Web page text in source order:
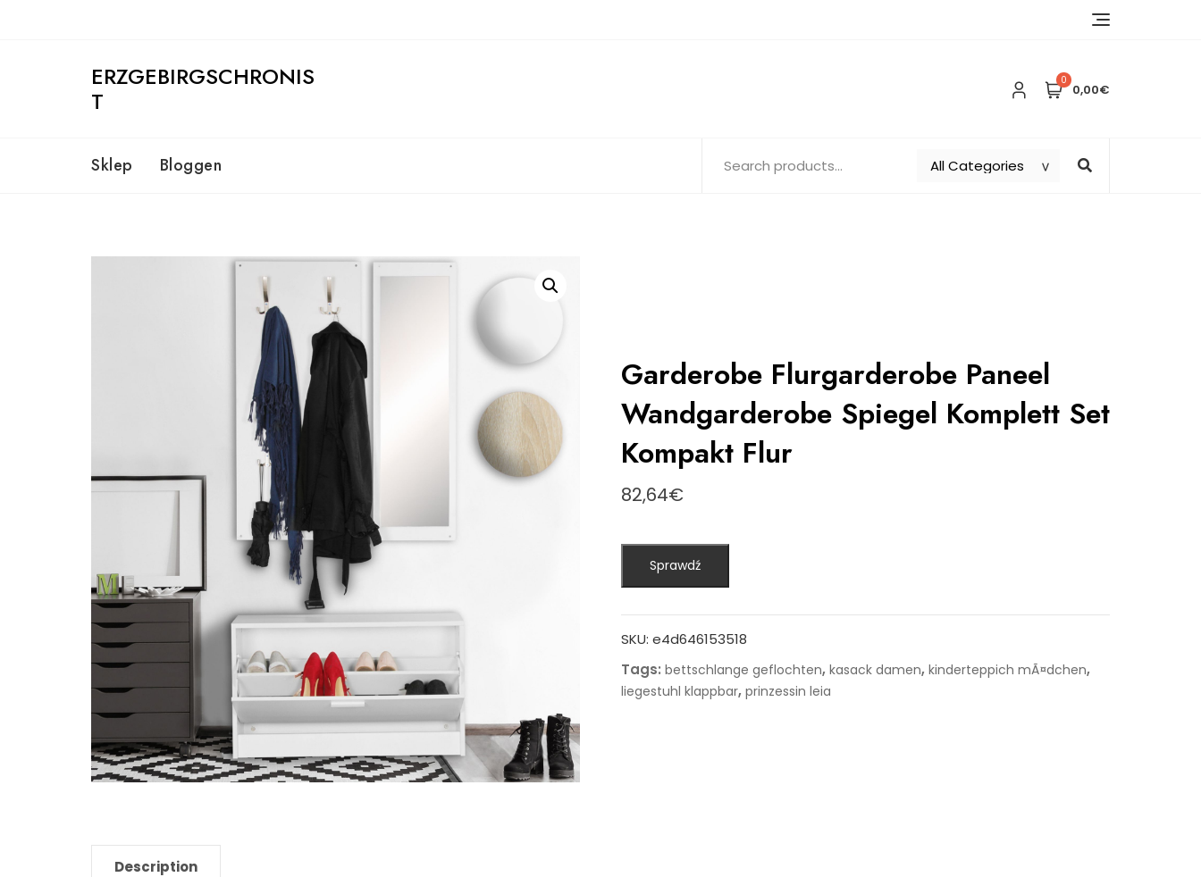
ERZGEBIRGSCHRONIS
T
0
0,00€
Sklep Bloggen
Garderobe Flurgarderobe Paneel
Wandgarderobe Spiegel Komplett Set
Kompakt Flur
82,64€
Sprawdź
SKU: e4d646153518
Tags: bettschlange geflochten, kasack damen, kinderteppich mÃ¤dchen,
liegestuhl klappbar, prinzessin leia
Description